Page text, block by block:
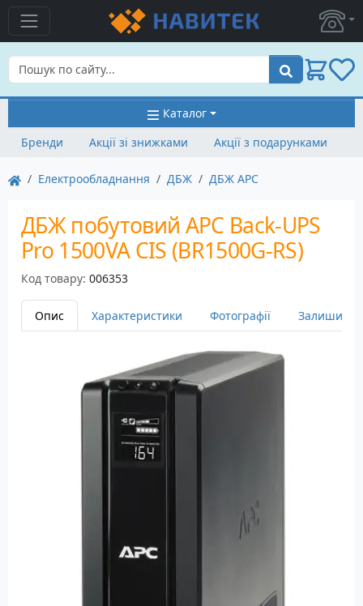
Пошук
Каталог
Бренди
Акції зі знижками Акції з подарунками
Електрообладнання ДБЖ ДБЖ APC
ДБЖ побутовий APC Back-UPS
Pro 1500VA CIS (BR1500G-RS)
Код товару: 006353
Опис Характеристики Фотографії Залишити